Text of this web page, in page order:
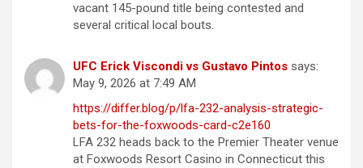
vacant 145-pound title being contested and
several critical local bouts.
UFC Erick Viscondi vs Gustavo Pintos says:
May 9, 2026 at 7:49 AM
https://differ.blog/p/lfa-232-analysis-strategic-
bets-for-the-foxwoods-card-c2e160
LFA 232 heads back to the Premier Theater venue
at Foxwoods Resort Casino in Connecticut this